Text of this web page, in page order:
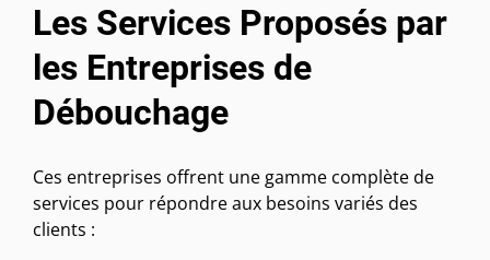
Les Services Proposés par
les Entreprises de
Débouchage
Ces entreprises offrent une gamme complète de
services pour répondre aux besoins variés des
clients :